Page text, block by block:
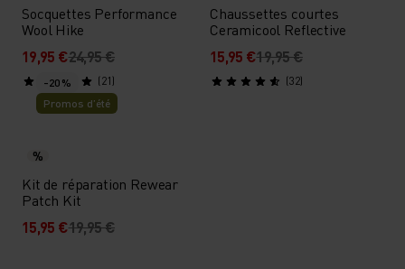
Socquettes Performance
Wool Hike
19,95 €24,95 €
(21)
Chaussettes courtes
Ceramicool Reflective
15,95 €19,95 €
(32)
-20 %
Promos d’été
%
Kit de réparation Rewear
Patch Kit
15,95 €19,95 €